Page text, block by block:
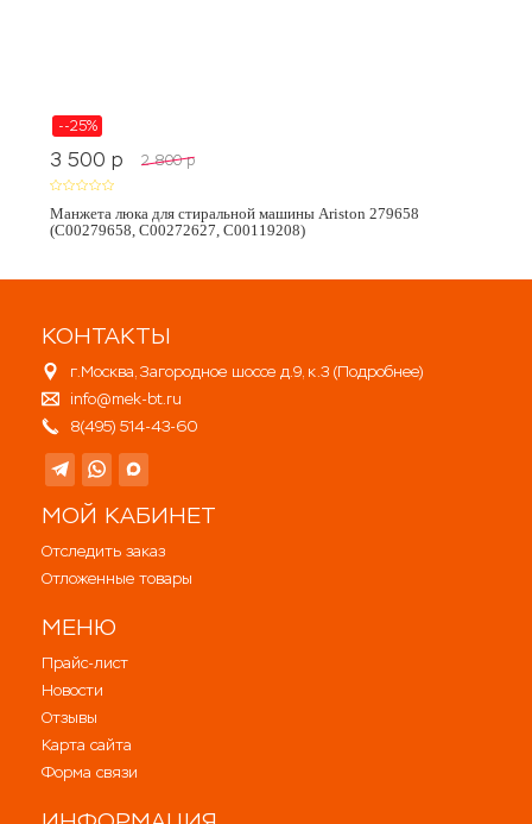
--25%
3 500 p 2 800 p
Манжета люка для стиральной машины Ariston 279658
(C00279658, C00272627, C00119208)
КОНТАКТЫ
г.Москва, Загородное шоссе д.9, к.3 (Подробнее)
info@mek-bt.ru
8(495) 514-43-60
МОЙ КАБИНЕТ
Отследить заказ
Отложенные товары
МЕНЮ
Прайс-лист
Новости
Отзывы
Карта сайта
Форма связи